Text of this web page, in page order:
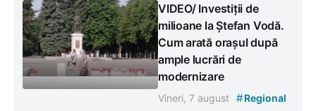
VIDEO/ Investiții de
milioane la Ștefan Vodă.
Cum arată orașul după
ample lucrări de
modernizare
Vineri, 7 august #Regional